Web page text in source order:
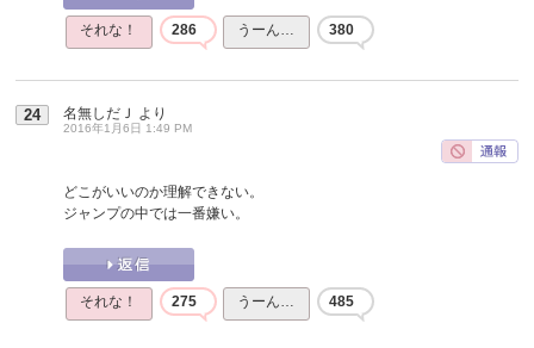
それな！ 286 うーん… 380
24 名無しだＪ より
2016年1月6日 1:49 PM
どこがいいのか理解できない。
ジャンプの中では一番嫌い。
それな！ 275 うーん… 485